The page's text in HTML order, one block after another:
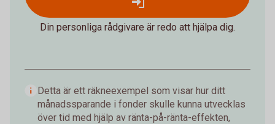
Din personliga rådgivare är redo att hjälpa dig.
Detta är ett räkneexempel som visar hur ditt
månadssparande i fonder skulle kunna utvecklas
över tid med hjälp av ränta-på-ränta-effekten,